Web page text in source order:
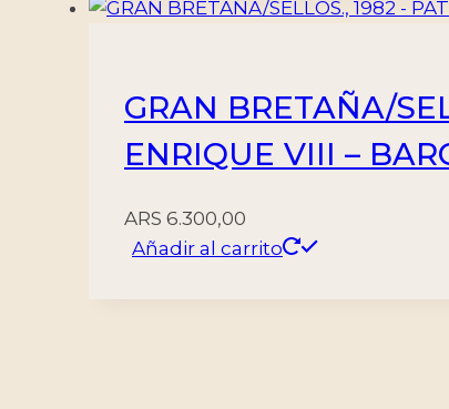
GRAN BRETAÑA/
ENRIQUE VIII –
ARS 6.300,00
Añadir al carrito